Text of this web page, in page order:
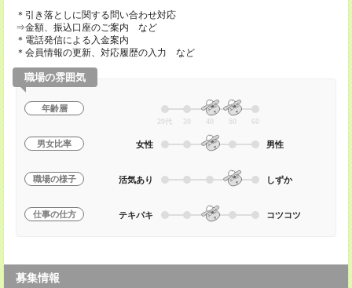
＊引き落としに関する問い合わせ対応
⇒金額、振込口座のご案内 など
＊電話発信による入金案内
＊会員情報の更新、対応履歴の入力 など
職場の雰囲気
年齢層
20代 30 40 50 60
男女比率 女性 男性
職場の様子 活気あり しずか
仕事の仕方 テキパキ コツコツ
募集情報